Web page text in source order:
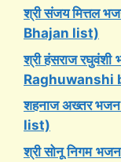
श्री संजय मित्तल
Bhajan list)
श्री हंसराज रघुवंशी
Raghuwanshi
शहनाज अख्तर
list)
श्री सोनू निगम